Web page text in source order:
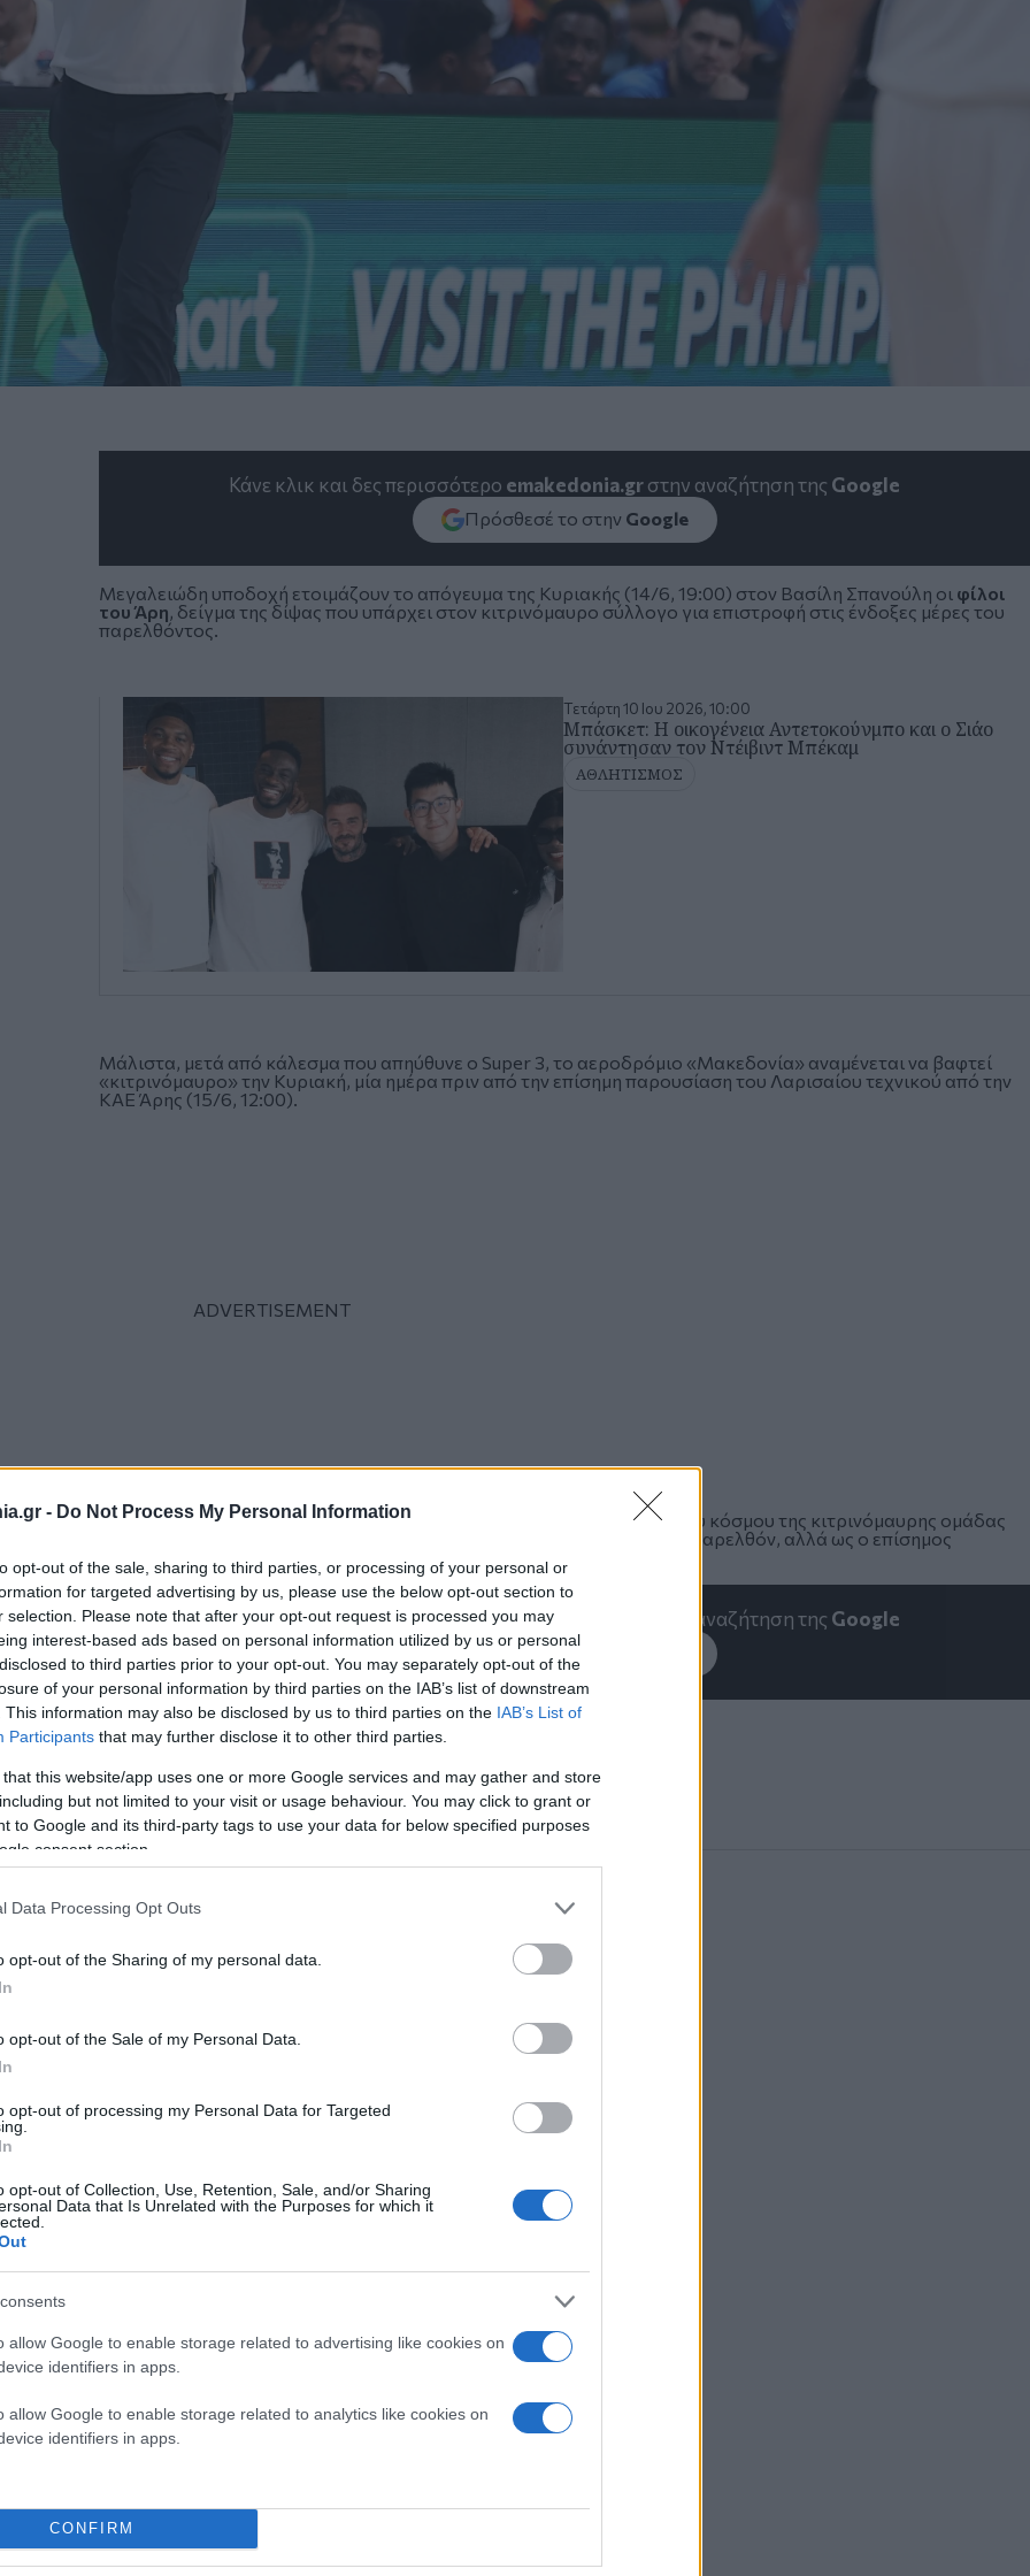
- Do Not Process My Personal Information
opt-out of the sale, sharing to third parties, or processing of your personal or
for targeted advertising by us, please use the below opt-out section to
selection. Please note that after your opt-out request is processed you may
interest-based ads based on personal information utilized by us or personal
to third parties prior to your opt-out. You may separately opt-out of the
of your personal information by third parties on the IAB’s list of downstream
This information may also be disclosed by us to third parties on the IAB’s List of
Participants that may further disclose it to other third parties.
that this website/app uses one or more Google services and may gather and store
but not limited to your visit or usage behaviour. You may click to grant or
to Google and its third-party tags to use your data for below specified purposes
consent section.
Data Processing Opt Outs
opt-out of the Sharing of my personal data.
opt-out of the Sale of my Personal Data.
opt-out of processing my Personal Data for Targeted
opt-out of Collection, Use, Retention, Sale, and/or Sharing
Data that Is Unrelated with the Purposes for which it
allow Google to enable storage related to advertising like cookies on
identifiers in apps.
allow Google to enable storage related to analytics like cookies on
identifiers in apps.
CONFIRM
Κάνε κλικ και δες περισσότερο emakedonia.grστην αναζήτηση της Google
Πρόσθεσέ το στην Google
Μεγαλειώδη υποδοχή ετοιμάζουν το απόγευμα της Κυριακής (14/6, 19:00) στον Βασίλη Σπανούλη οι φίλοι
του Άρη , δείγμα της δίψας που υπάρχει στον κιτρινόμαυρο σύλλογο για επιστροφή στις ένδοξες μέρες του
παρελθόντος.
Τετάρτη 10 Ιου 2026, 10:00
Μπάσκετ: Η οικογένεια Αντετοκούνμπο και ο Σιάο
συνάντησαν τον Ντέιβιντ Μπέκαμ
ΑΘΛΗΤΙΣΜΟΣ
Μάλιστα, μετά από κάλεσμα που απηύθυνε ο Super 3, το αεροδρόμιο «Μακεδονία» αναμένεται να βαφτεί
«κιτρινόμαυρο» την Κυριακή, μία ημέρα πριν από την επίσημη παρουσίαση του Λαρισαίου τεχνικού από την
ΚΑΕ Άρης (15/6, 12:00).
Έτσι, οΒασίλης Σπανούληςθα έχει την ευκαιρία να ζήσει την τρέλα του κόσμου της κιτρινόμαυρης ομάδας
όχι ως… φιλοξενούμενος όπως έκανε ως κόουτς του Περιστερίου στο παρελθόν, αλλά ως ο επίσημος
προσκεκλημένος της οικογένειας του Άρη.
Κάνε κλικ και δες περισσότεροemakedonia.gr στην αναζήτηση της Google
Πρόσθεσέ το στην
ΑΘΛΗΤΙΣΜΟΣ μπάσκετ Άρης Basket League